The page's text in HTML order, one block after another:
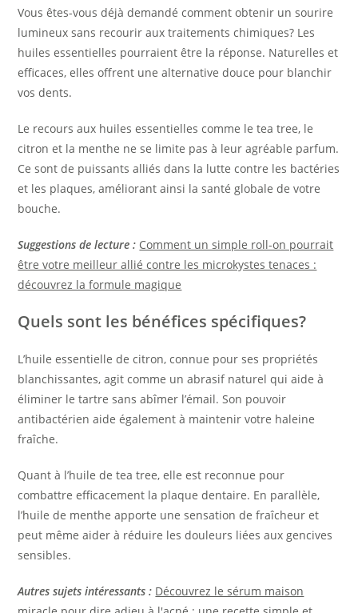
Vous êtes-vous déjà demandé comment obtenir un sourire
lumineux sans recourir aux traitements chimiques? Les
huiles essentielles pourraient être la réponse. Naturelles et
efficaces, elles offrent une alternative douce pour blanchir
vos dents.
Le recours aux huiles essentielles comme le tea tree, le
citron et la menthe ne se limite pas à leur agréable parfum.
Ce sont de puissants alliés dans la lutte contre les bactéries
et les plaques, améliorant ainsi la santé globale de votre
bouche.
Suggestions de lecture : Comment un simple roll-on pourrait
être votre meilleur allié contre les microkystes tenaces :
découvrez la formule magique
Quels sont les bénéfices spécifiques?
L’huile essentielle de citron, connue pour ses propriétés
blanchissantes, agit comme un abrasif naturel qui aide à
éliminer le tartre sans abîmer l’émail. Son pouvoir
antibactérien aide également à maintenir votre haleine
fraîche.
Quant à l’huile de tea tree, elle est reconnue pour
combattre efficacement la plaque dentaire. En parallèle,
l’huile de menthe apporte une sensation de fraîcheur et
peut même aider à réduire les douleurs liées aux gencives
sensibles.
Autres sujets intéressants : Découvrez le sérum maison